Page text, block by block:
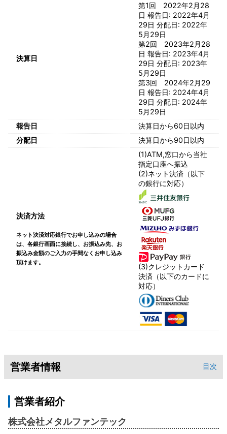
決算日
第1回 2022年2月28
日 報告日: 2022年4月
29日 分配日: 2022年
5月29日
第2回 2023年2月28
日 報告日: 2023年4月
29日 分配日: 2023年
5月29日
第3回 2024年2月29
日 報告日: 2024年4月
29日 分配日: 2024年
5月29日
報告日
決算日から60日以内
分配日
決算日から90日以内
決済方法
ネット決済対応銀行でお申し込みの場合
は、各銀行画面に接続し、お振込み先、お
振込み金額のご入力の手間なくお申し込み
頂けます。
(1)ATM,窓口から当社
指定口座へ振込
(2)ネット決済（以下
の銀行に対応）
(3)クレジットカード
決済（以下のカードに
対応）
営業者情報 目次
営業者紹介
株式会社メタルファンテック